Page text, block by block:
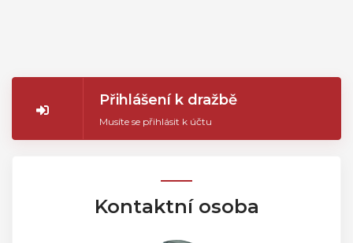
Přihlášení k dražbě
Musíte se přihlásit k účtu
Kontaktní osoba